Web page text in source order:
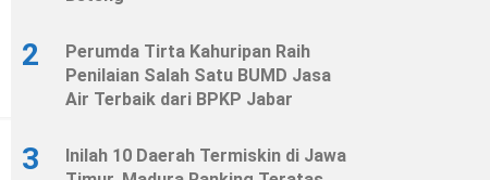
2
Perumda Tirta Kahuripan Raih
Penilaian Salah Satu BUMD Jasa
Air Terbaik dari BPKP Jabar
3
Inilah 10 Daerah Termiskin di Jawa